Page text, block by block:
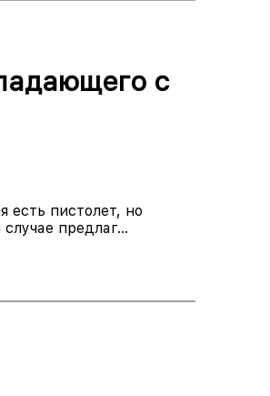
с
есть пистолет, но
предлаг...